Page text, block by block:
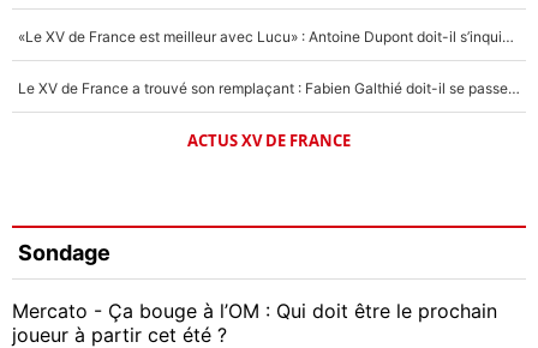
«Le XV de France est meilleur avec Lucu» : Antoine Dupont doit-il s’inquiéter pour sa place ?
Le XV de France a trouvé son remplaçant : Fabien Galthié doit-il se passer d'Antoine Dupont ?
ACTUS XV DE FRANCE
Sondage
Mercato - Ça bouge à l’OM : Qui doit être le prochain
joueur à partir cet été ?